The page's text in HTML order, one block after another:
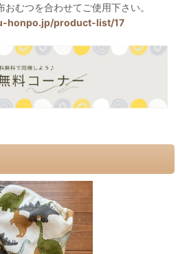
むつを合わせてご使用下さい。
honpo.jp/product-list/17